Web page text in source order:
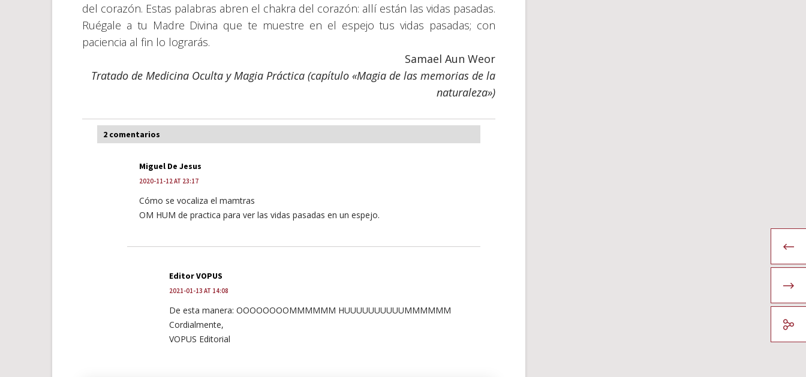
del corazón. Estas palabras abren el chakra del corazón: allí están las vidas pasadas.
Ruégale a tu Madre Divina que te muestre en el espejo tus vidas pasadas; con
paciencia al fin lo lograrás.
Samael Aun Weor
Tratado de Medicina Oculta y Magia Práctica (capítulo «Magia de las memorias de la
naturaleza»)
2 comentarios
Miguel De Jesus
2020-11-12 AT 23:17
Cómo se vocaliza el mamtras
OM HUM de practica para ver las vidas pasadas en un espejo.
Editor VOPUS
2021-01-13 AT 14:08
De esta manera: OOOOOOOOMMMMMM HUUUUUUUUUUMMMMMM
Cordialmente,
VOPUS Editorial